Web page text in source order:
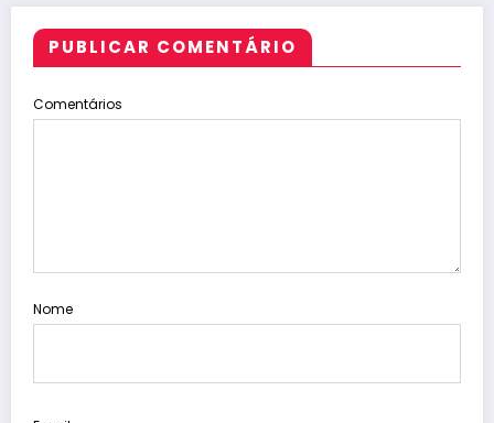
PUBLICAR COMENTÁRIO
Comentários
Nome